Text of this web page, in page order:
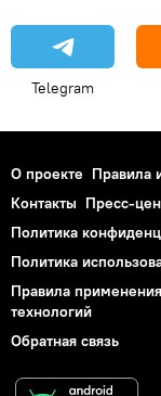
Telegram
О проекте Правила
Контакты Пресс-
Политика
Политика
Правила
технологий
Обратная связь